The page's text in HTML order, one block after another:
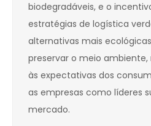
biodegradáveis, e o
estratégias de logística
alternativas mais
preservar o meio
às expectativas dos
as empresas como líderes
mercado.